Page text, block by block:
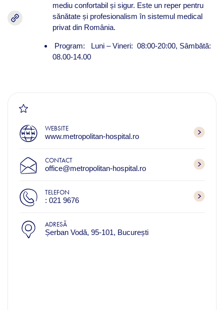
mediu confortabil și sigur. Este un reper pentru
sănătate și profesionalism în sistemul medical
privat din România.
Program: Luni – Vineri: 08:00-20:00, Sâmbătă:
08.00-14.00
WEBSITE
www.metropolitan-hospital.ro
CONTACT
office@metropolitan-hospital.ro
TELEFON
: 021 9676
ADRESĂ
Șerban Vodă, 95-101, București